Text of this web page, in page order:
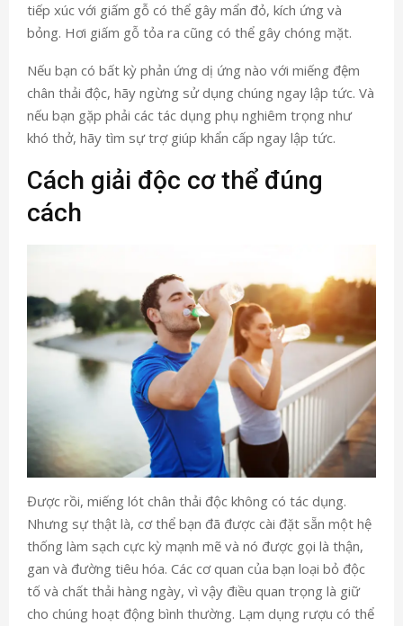
tiếp xúc với giấm gỗ có thể gây mẩn đỏ, kích ứng và
bỏng. Hơi giấm gỗ tỏa ra cũng có thể gây chóng mặt.
Nếu bạn có bất kỳ phản ứng dị ứng nào với miếng đệm
chân thải độc, hãy ngừng sử dụng chúng ngay lập tức. Và
nếu bạn gặp phải các tác dụng phụ nghiêm trọng như
khó thở, hãy tìm sự trợ giúp khẩn cấp ngay lập tức.
Cách giải độc cơ thể đúng
cách
Được rồi, miếng lót chân thải độc không có tác dụng.
Nhưng sự thật là, cơ thể bạn đã được cài đặt sẵn một hệ
thống làm sạch cực kỳ mạnh mẽ và nó được gọi là thận,
gan và đường tiêu hóa. Các cơ quan của bạn loại bỏ độc
tố và chất thải hàng ngày, vì vậy điều quan trọng là giữ
cho chúng hoạt động bình thường. Lạm dụng rượu có thể